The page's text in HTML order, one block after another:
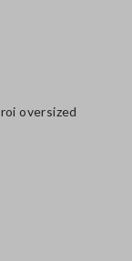
oversized